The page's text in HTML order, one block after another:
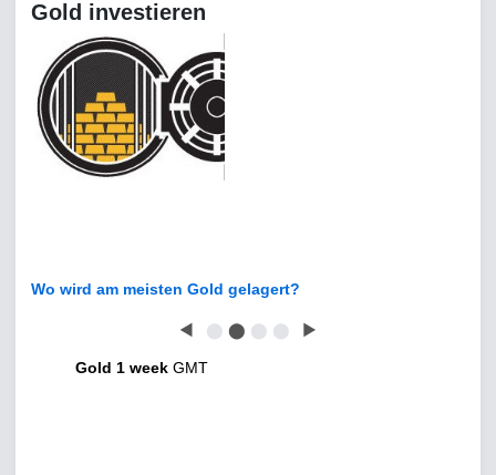
Gold investieren
Wo wird am meisten Gold gelagert?
◀ ⬤ ⬤ ⬤ ⬤ ▶
Gold 1 week GMT